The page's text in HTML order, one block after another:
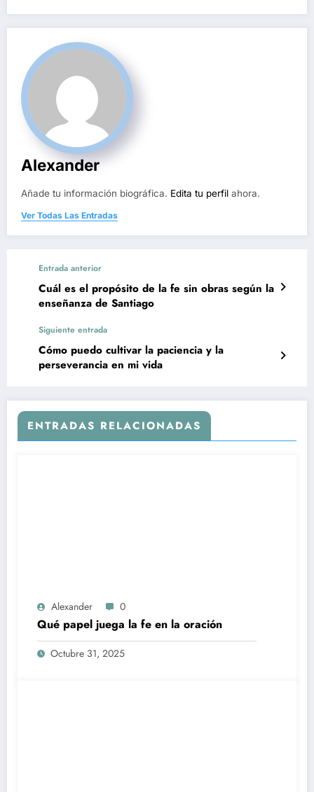
Alexander
Añade tu información biográfica. Edita tu perfil ahora.
Ver Todas Las Entradas
Entrada anterior
Cuál es el propósito de la fe sin obras según la
enseñanza de Santiago
Siguiente entrada
Cómo puedo cultivar la paciencia y la
perseverancia en mi vida
ENTRADAS RELACIONADAS
Alexander 0
Qué papel juega la fe en la oración
Octubre 31, 2025